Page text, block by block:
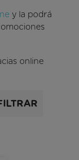
y la podrá
online